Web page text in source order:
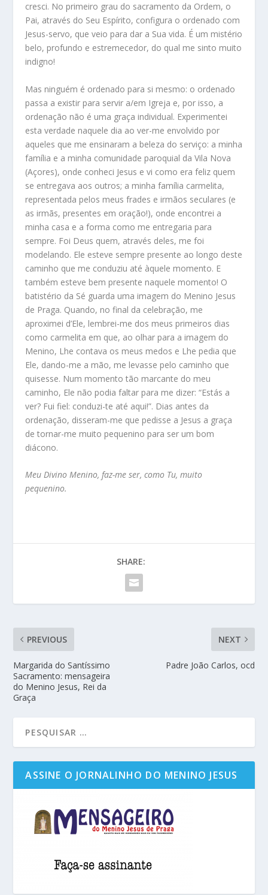
cresci. No primeiro grau do sacramento da Ordem, o
Pai, através do Seu Espírito, configura o ordenado com
Jesus-servo, que veio para dar a Sua vida. É um mistério
belo, profundo e estremecedor, do qual me sinto muito
indigno!
Mas ninguém é ordenado para si mesmo: o ordenado
passa a existir para servir a/em Igreja e, por isso, a
ordenação não é uma graça individual. Experimentei
esta verdade naquele dia ao ver-me envolvido por
aqueles que me ensinaram a beleza do serviço: a minha
família e a minha comunidade paroquial da Vila Nova
(Açores), onde conheci Jesus e vi como era feliz quem
se entregava aos outros; a minha família carmelita,
representada pelos meus frades e irmãos seculares (e
as irmãs, presentes em oração!), onde encontrei a
minha casa e a forma como me entregaria para
sempre. Foi Deus quem, através deles, me foi
modelando. Ele esteve sempre presente ao longo deste
caminho que me conduziu até àquele momento. E
também esteve bem presente naquele momento! O
batistério da Sé guarda uma imagem do Menino Jesus
de Praga. Quando, no final da celebração, me
aproximei d’Ele, lembrei-me dos meus primeiros dias
como carmelita em que, ao olhar para a imagem do
Menino, Lhe contava os meus medos e Lhe pedia que
Ele, dando-me a mão, me levasse pelo caminho que
quisesse. Num momento tão marcante do meu
caminho, Ele não podia faltar para me dizer: “Estás a
ver? Fui fiel: conduzi-te até aqui!”. Dias antes da
ordenação, disseram-me que pedisse a Jesus a graça
de tornar-me muito pequenino para ser um bom
diácono.
Meu Divino Menino, faz-me ser, como Tu, muito
pequenino.
SHARE:
PREVIOUS
Margarida do Santíssimo
Sacramento: mensageira
do Menino Jesus, Rei da
Graça
NEXT
Padre João Carlos, ocd
ASSINE O JORNALINHO DO MENINO JESUS